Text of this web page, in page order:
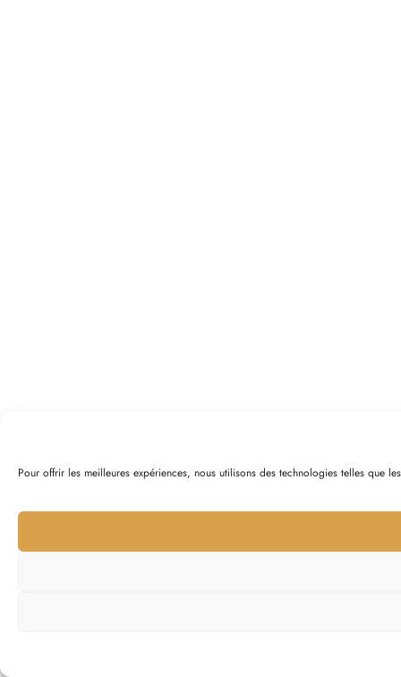
Pour offrir les meilleures expériences, nous utilisons des technologies telles que